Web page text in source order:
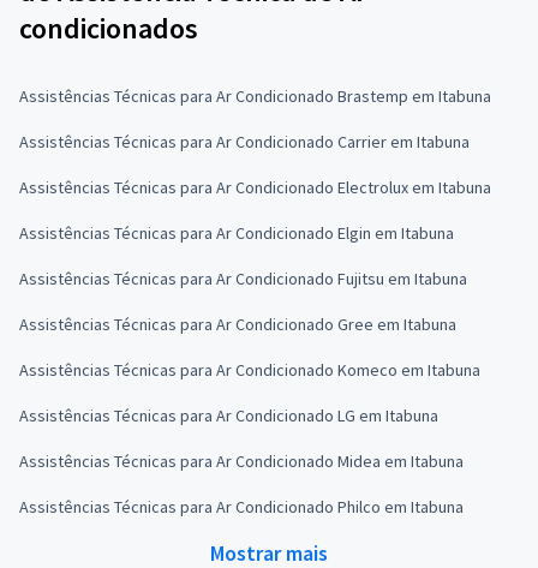
condicionados
Assistências Técnicas para Ar Condicionado Brastemp em Itabuna
Assistências Técnicas para Ar Condicionado Carrier em Itabuna
Assistências Técnicas para Ar Condicionado Electrolux em Itabuna
Assistências Técnicas para Ar Condicionado Elgin em Itabuna
Assistências Técnicas para Ar Condicionado Fujitsu em Itabuna
Assistências Técnicas para Ar Condicionado Gree em Itabuna
Assistências Técnicas para Ar Condicionado Komeco em Itabuna
Assistências Técnicas para Ar Condicionado LG em Itabuna
Assistências Técnicas para Ar Condicionado Midea em Itabuna
Assistências Técnicas para Ar Condicionado Philco em Itabuna
Mostrar mais